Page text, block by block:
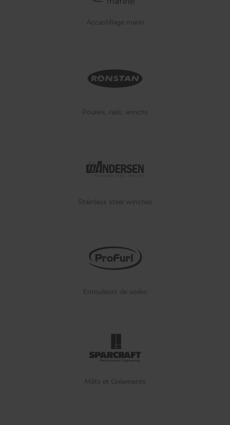
Accastillage marin
Poulies, rails, winchs
Stainless steel winches
Enrouleurs de voiles
Mâts et Gréements